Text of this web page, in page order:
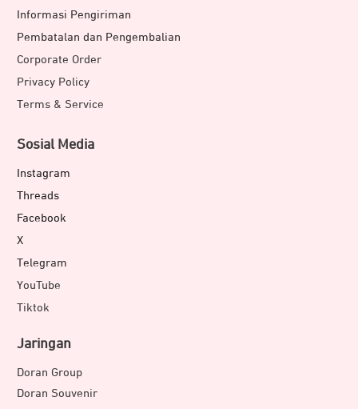
Informasi Pengiriman
Pembatalan dan Pengembalian
Corporate Order
Privacy Policy
Terms & Service
Sosial Media
Instagram
Threads
Facebook
X
Telegram
YouTube
Tiktok
Jaringan
Doran Group
Doran Souvenir